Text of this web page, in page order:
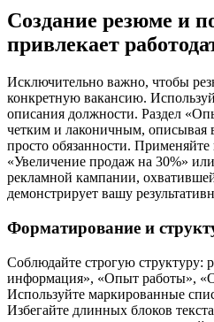
Создание резюме и
привлекает
Исключительно важно, чтобы
конкретную вакансию.
описания должности. Раздел
четким и лаконичным, описывая
просто обязанности.
«Увеличение продаж на 30%»
рекламной кампании,
демонстрирует вашу
Форматирование и
Соблюдайте строгую структуру:
информация», «Опыт работы»,
Используйте маркированные
Избегайте длинных блоков